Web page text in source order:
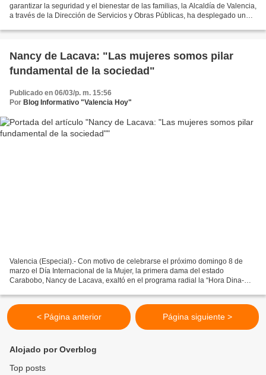
garantizar la seguridad y el bienestar de las familias, la Alcaldía de Valencia,
a través de la Dirección de Servicios y Obras Públicas, ha desplegado una
Nancy de Lacava: "Las mujeres somos pilar
fundamental de la sociedad"
Publicado en 06/03/p. m. 15:56
Por Blog Informativo "Valencia Hoy"
Valencia (Especial).- Con motivo de celebrarse el próximo domingo 8 de
marzo el Día Internacional de la Mujer, la primera dama del estado
Carabobo, Nancy de Lacava, exaltó en el programa radial la “Hora Dina-
< Página anterior Página siguiente >
Alojado por Overblog
Top posts